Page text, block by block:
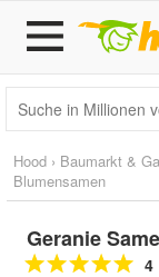
Hood › Baumarkt &
Blumensamen
Geranie
4